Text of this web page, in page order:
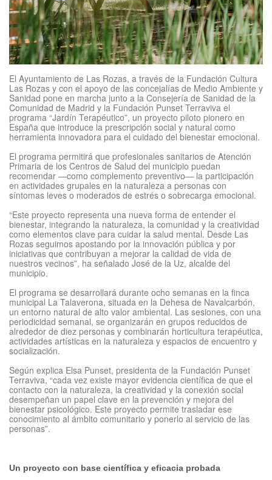
El Ayuntamiento de Las Rozas, a través de la Fundación Cultura
Las Rozas y con el apoyo de las concejalías de Medio Ambiente y
Sanidad pone en marcha junto a la Consejería de Sanidad de la
Comunidad de Madrid y la Fundación Punset Terraviva el
programa “Jardín Terapéutico”, un proyecto piloto pionero en
España que introduce la prescripción social y natural como
herramienta innovadora para el cuidado del bienestar emocional.
El programa permitirá que profesionales sanitarios de Atención
Primaria de los Centros de Salud del municipio puedan
recomendar —como complemento preventivo— la participación
en actividades grupales en la naturaleza a personas con
síntomas leves o moderados de estrés o sobrecarga emocional.
“Este proyecto representa una nueva forma de entender el
bienestar, integrando la naturaleza, la comunidad y la creatividad
como elementos clave para cuidar la salud mental. Desde Las
Rozas seguimos apostando por la innovación pública y por
iniciativas que contribuyan a mejorar la calidad de vida de
nuestros vecinos”, ha señalado José de la Uz, alcalde del
municipio.
El programa se desarrollará durante ocho semanas en la finca
municipal La Talaverona, situada en la Dehesa de Navalcarbón,
un entorno natural de alto valor ambiental. Las sesiones, con una
periodicidad semanal, se organizarán en grupos reducidos de
alrededor de diez personas y combinarán horticultura terapéutica,
actividades artísticas en la naturaleza y espacios de encuentro y
socialización.
Según explica Elsa Punset, presidenta de la Fundación Punset
Terraviva, “cada vez existe mayor evidencia científica de que el
contacto con la naturaleza, la creatividad y la conexión social
desempeñan un papel clave en la prevención y mejora del
bienestar psicológico. Este proyecto permite trasladar ese
conocimiento al ámbito comunitario y ponerlo al servicio de las
personas”.
Un proyecto con base científica y eficacia probada